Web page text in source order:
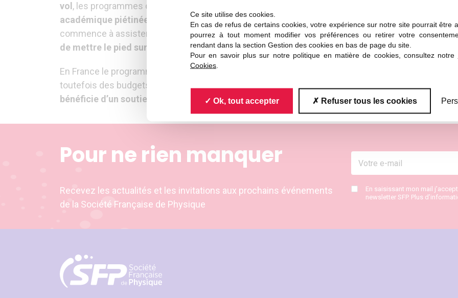
Ce site utilise des cookies.
En cas de refus de certains cookies, votre expérience sur notre site pourrait être
pourrez à tout moment modifier vos préférences ou retirer votre
rendant dans la section Gestion des cookies en bas de page du site.
Pour en savoir plus sur notre politique en matière de cookies, consultez notre
Cookies
Ok, tout accepter Refuser tous les cookies
vol , les programmes de doctorat et postdoctoraux sont arrêtés et
les jeunes chercheur·es en
académique piétinée
; les agences fédérales comme la NSF (National Science Fondation)
commence à assister à l’expulsion de chercheurs qualifiés au prétexte qu’ils sont des immigrés,
de mettre le pied sur le sol américain, la coopération internationale à travers les colloques
En France le programme PAUSE d’accueil des scientifiques étrangers en difficulté s’ouvre aux
toutefois des budgets qui pourraient être augmentés. En Europe et tout particulièrement
en
bénéficie d’un soutien actif de toutes les disciplinesdans de nombreuses villes universitaires
Pour ne rien manquer
Recevez les actualités et les invitations aux prochains événements
de la Société Française de Physique
En saisissant mon mail
newsletter SFP. Plus